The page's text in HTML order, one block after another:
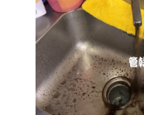
了。 為什麼水管需要定期
不走管壁陳年汙垢。不同
居家隱患： 棕色（鐵鏽）
（氧化錳）： 常見於地下
合金接頭